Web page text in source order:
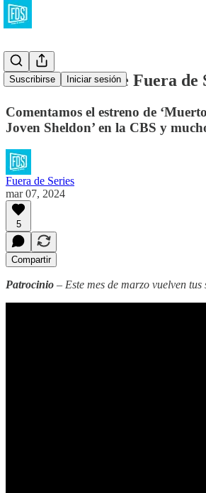
Suscribirse Iniciar sesión
La Newsletter de Fuera de
Comentamos el estreno de
Joven Sheldon’ en la CBS y
Fuera de Series
mar 07, 2024
5
Compartir
Patrocinio – Este mes de marzo vuelven